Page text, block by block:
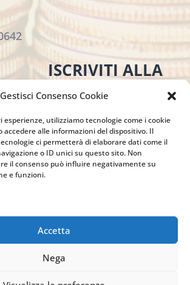
Gestisci Consenso Cookie
esperienze, utilizziamo tecnologie come i cookie
accedere alle informazioni del dispositivo. Il
ci permetterà di elaborare dati come il
o ID unici su questo sito. Non
il consenso può influire negativamente su
e funzioni.
Accetta
Nega
ISCRIVITI ALLA
NEWSLETTER
clicca sul pulsante qui sotto e
iscriviti alla nostra newsletter.
ISCRIVITI ALLA